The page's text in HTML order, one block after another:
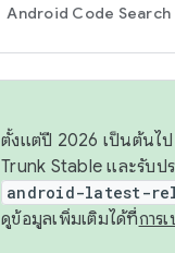
Android Code Search
ตั้งแต่ปี 2026 เป็นต้นไป
Trunk Stable และรับป
android-latest-
ดูข้อมูลเพิ่มเติมได้ที่การ